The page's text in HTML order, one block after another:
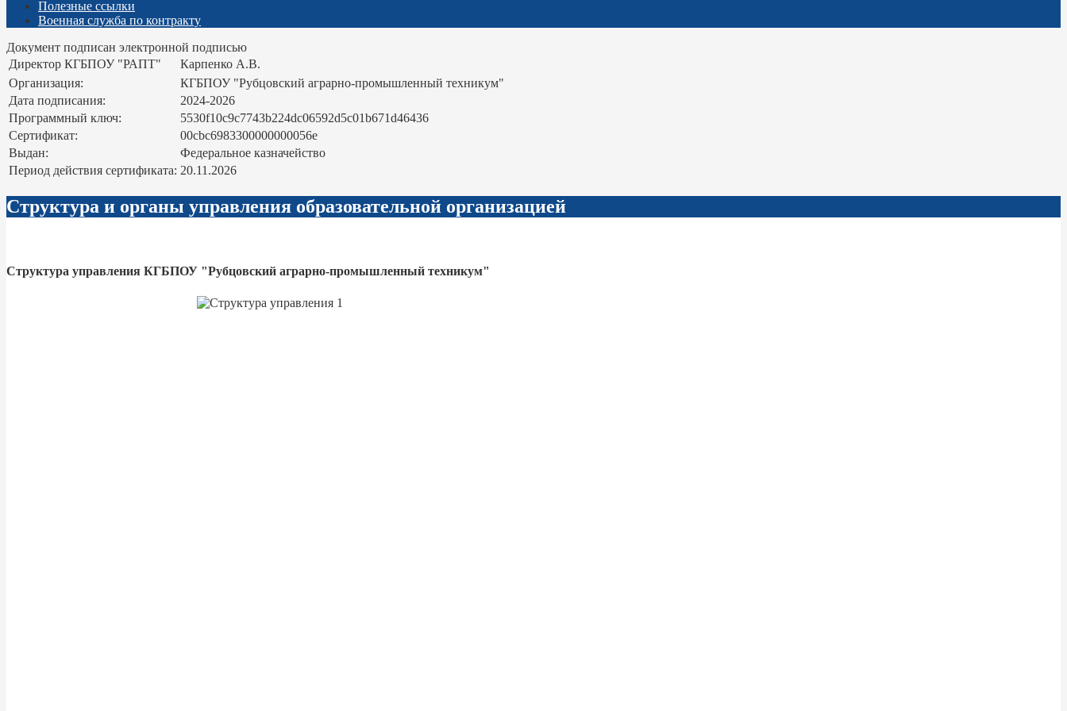
Полезные ссылки
Военная служба по контракту
Документ подписан электронной подписью
Директор КГБПОУ "РАПТ"
Карпенко А.В.
Организация:
КГБПОУ "Рубцовский аграрно-промышленный техникум"
Дата подписания:
2024-2026
Программный ключ:
5530f10c9c7743b224dc06592d5c01b671d46436
Сертификат:
00cbc6983300000000056e
Выдан:
Федеральное казначейство
Период действия сертификата: 20.11.2026
Структура и органы управления образовательной организацией
Структура управления КГБПОУ "Рубцовский аграрно-промышленный техникум"